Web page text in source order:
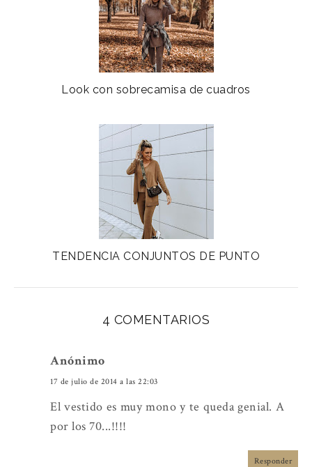
Look con sobrecamisa de cuadros
TENDENCIA CONJUNTOS DE PUNTO
4 COMENTARIOS
Anónimo
17 de julio de 2014 a las 22:03
El vestido es muy mono y te queda genial. A
por los 70...!!!!
Responder